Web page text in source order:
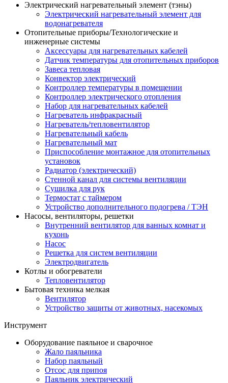
Электрический нагревательный элемент (тэны)
Электрический нагревательный элемент для
водонагревателя
Отопительные приборы/Технологические и
инженерные системы
Аксессуары для нагревательных кабелей
Датчик температуры для отопительных приборов
Завеса тепловая
Конвектор электрический
Контроллер температуры в помещении
Контроллер электрического отопления
Набор для нагревательных кабелей
Нагреватель инфракрасный
Нагреватель/тепловентилятор
Нагревательный кабель
Нагревательный мат
Приспособление монтажное для отопительных
установок
Радиатор (электрический)
Стенной канал для системы вентиляции
Сушилка для рук
Термостат с таймером
Устройство дополнительного подогрева / ТЭН
Насосы, вентиляторы, решетки
Внутренний вентилятор для ванных комнат и
кухонь
Насос
Решетка для систем вентиляции
Электродвигатель
Котлы и обогреватели
Тепловентилятор
Бытовая техника мелкая
Вентилятор
Устройство защиты от животных, насекомых
Инструмент
Оборудование паяльное и сварочное
Жало паяльника
Набор паяльный
Отсос для припоя
Паяльник электрический